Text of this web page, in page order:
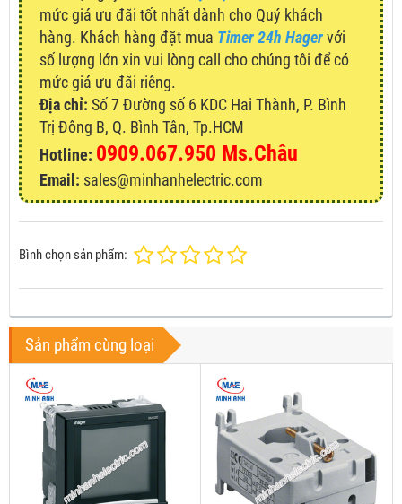
mức giá ưu đãi tốt nhất dành cho Quý khách
hàng. Khách hàng đặt mua Timer 24h Hagervới
số lượng lớn xin vui lòng call cho chúng tôi để có
mức giá ưu đãi riêng.
Địa chỉ: Số 7 Đường số 6 KDC Hai Thành, P. Bình
Trị Đông B, Q. Bình Tân, Tp.HCM
Hotline: 0909.067.950 Ms.Châu
Email: sales@minhanhelectric.com
Bình chọn sản phẩm:
Sản phẩm cùng loại